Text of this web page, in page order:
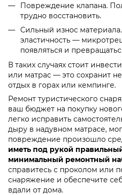
Повреждение клапана.
трудно восстановить.
Сильный износ
эластичность —
появляться и
В таких случаях стоит
или матрас — это сохранит
отдых в горах или кемпинге.
Ремонт туристического
ваш бюджет на покупку
легко исправить
дыру в надувном матрасе,
повреждение произошло
иметь под рукой
минимальный ремонтный
справитесь с проколом или
снаряжение и обеспечите
вдали от дома.